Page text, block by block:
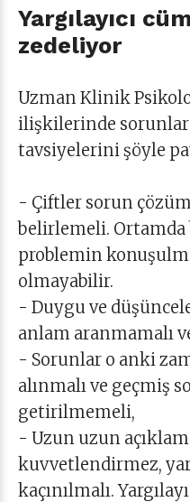
Yargılayıcı
zedeliyor
Uzman Klinik
ilişkilerinde
tavsiyelerini şöyle
- Çiftler sorun
belirlemeli. Ortamda
problemin
olmayabilir.
- Duygu ve
anlam aranmamalı
- Sorunlar o anki
alınmalı ve geçmiş
getirilmemeli,
- Uzun uzun
kuvvetlendirmez,
kaçınılmalı.